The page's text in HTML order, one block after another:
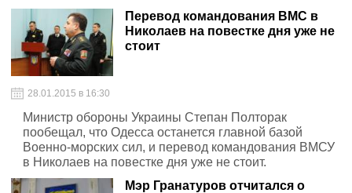
Перевод командования ВМС в
Николаев на повестке дня уже не
стоит
28.01.2015 в 16:30
Министр обороны Украины Степан Полторак
пообещал, что Одесса останется главной базой
Военно-морских сил, и перевод командования ВМСУ
в Николаев на повестке дня уже не стоит.
Мэр Гранатуров отчитался о